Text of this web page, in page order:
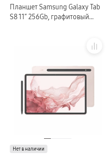
Планшет Samsung Galaxy Tab
S8 11″ 256Gb, графитовый
Нет в наличии